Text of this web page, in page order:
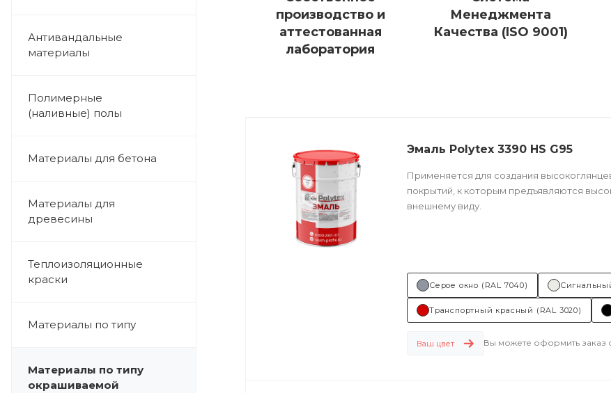
Антивандальные
материалы
Полимерные
(наливные) полы
Материалы для бетона
Материалы для
древесины
Теплоизоляционные
краски
Материалы по типу
Материалы по типу
окрашиваемой
производство и
аттестованная
лаборатория
Менеджмента
Качества (ISO 9001)
Эмаль Polytex 3390 HS G95
Применяется для создания
покрытий, к которым предъявляются
внешнему виду.
Состав (тип связующего): ПУ
Основные...
Серое окно (RAL 7040)
Транспортный красный (RAL 3020)
Ваш цвет Вы можете оформить заказ